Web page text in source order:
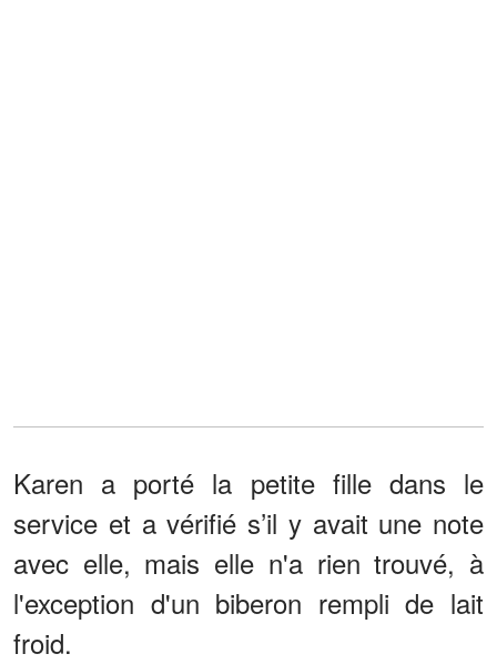
Karen a porté la petite fille dans le
service et a vérifié s’il y avait une note
avec elle, mais elle n'a rien trouvé, à
l'exception d'un biberon rempli de lait
froid.